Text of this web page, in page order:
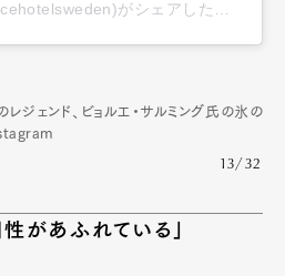
ジェンド、ビョルエ・サルミング氏の氷の
13/32
があふれている」